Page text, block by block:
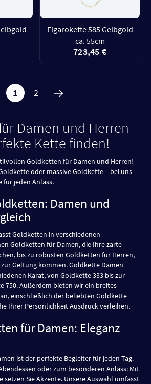
Figarokette 585 Gelbgold
ca. 55cm
723,45 €
1 2
Damen und Herren –
Kette finden!
Goldketten für Damen und Herren!
oder massive Goldkette – bei uns
für jeden Anlass.
Damen und
Goldketten in verschiedenen
Goldketten für Damen, die Ihre zarte
bis zu robusten Goldketten für Herren,
Geltung kommen. Goldkette Damen
Karat, von Goldkette 333 bis zur
750. Außerdem bieten wir ein breites
einschließlich der beliebten Goldkette
Ihrer Persönlichkeit Ausdruck verleihen.
für Damen: Eleganz
ist der perfekte Begleiter für jeden Tag.
oder zum besonderen Anlass: Mit
Sie Akzente. Unsere Auswahl umfasst